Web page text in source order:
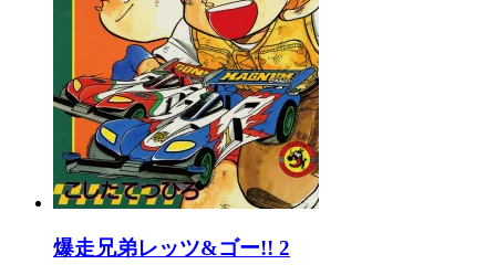
爆走兄弟レッツ&ゴー!! 2